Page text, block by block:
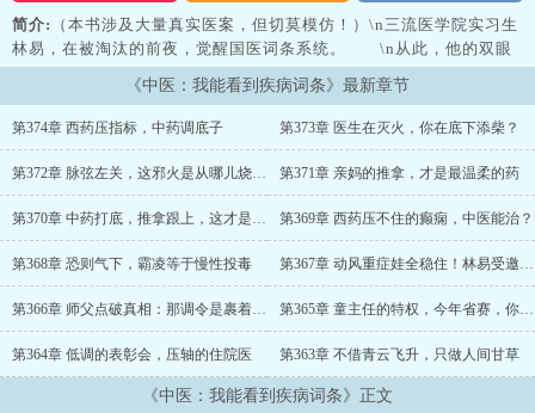
简介:
（本书涉及大量真实医案，但切莫模仿！）\n三流医学院实习生
林易，在被淘汰的前夜，觉醒国医词条系统。 \n从此，他的双眼
成了最精准的人体扫描仪！\n蓝条为轻，黄条为缓，红条要命！
\n别人看病靠化验单，他…
《中医：我能看到疾病词条》最新章节
第374章 西药压指标，中药调底子 第373章 医生在灭火，你在底下添柴？
第372章 脉弦左关，这邪火是从哪儿烧起来的？ 第371章 亲妈的推拿，才是最温柔的药
第370章 中药打底，推拿跟上，这才是内服外治联合！ 第369章 西药压不住的癫痫，中医能治？
第368章 恐则气下，霸凌等于慢性投毒 第367章 动风重症娃全稳住！林易受邀出席反霸凌大会
第366章 师父点破真相：那调令是裹着糖的封杀令 第365章 童主任的特权，今年省赛，你去！
第364章 低调的表彰会，压轴的住院医 第363章 不借青云飞升，只做人间甘草
《中医：我能看到疾病词条》正文